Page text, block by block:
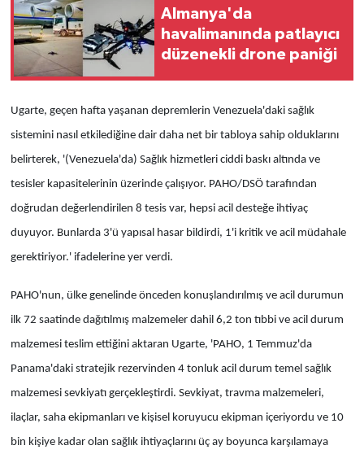
Almanya'da
havalimanında patlayıcı
düzenekli drone paniği
Ugarte, geçen hafta yaşanan depremlerin Venezuela'daki sağlık
sistemini nasıl etkilediğine dair daha net bir tabloya sahip olduklarını
belirterek, '(Venezuela'da) Sağlık hizmetleri ciddi baskı altında ve
tesisler kapasitelerinin üzerinde çalışıyor. PAHO/DSÖ tarafından
doğrudan değerlendirilen 8 tesis var, hepsi acil desteğe ihtiyaç
duyuyor. Bunlarda 3'ü yapısal hasar bildirdi, 1'i kritik ve acil müdahale
gerektiriyor.' ifadelerine yer verdi.
PAHO'nun, ülke genelinde önceden konuşlandırılmış ve acil durumun
ilk 72 saatinde dağıtılmış malzemeler dahil 6,2 ton tıbbi ve acil durum
malzemesi teslim ettiğini aktaran Ugarte, 'PAHO, 1 Temmuz'da
Panama'daki stratejik rezervinden 4 tonluk acil durum temel sağlık
malzemesi sevkiyatı gerçekleştirdi. Sevkiyat, travma malzemeleri,
ilaçlar, saha ekipmanları ve kişisel koruyucu ekipman içeriyordu ve 10
bin kişiye kadar olan sağlık ihtiyaçlarını üç ay boyunca karşılamaya